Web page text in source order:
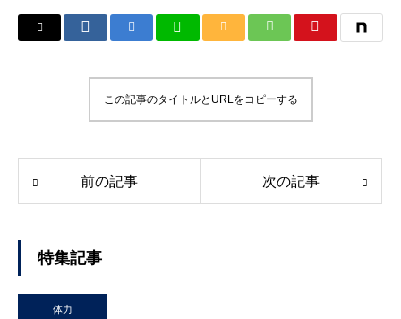
この記事のタイトルとURLをコピーする
前の記事 次の記事
特集記事
体力